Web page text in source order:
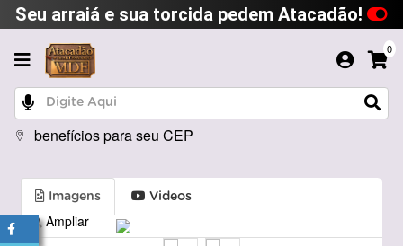
Seu arraiá e sua torcida pedem Atacadão!
0
benefícios para seu CEP
Imagens Videos
Ampliar